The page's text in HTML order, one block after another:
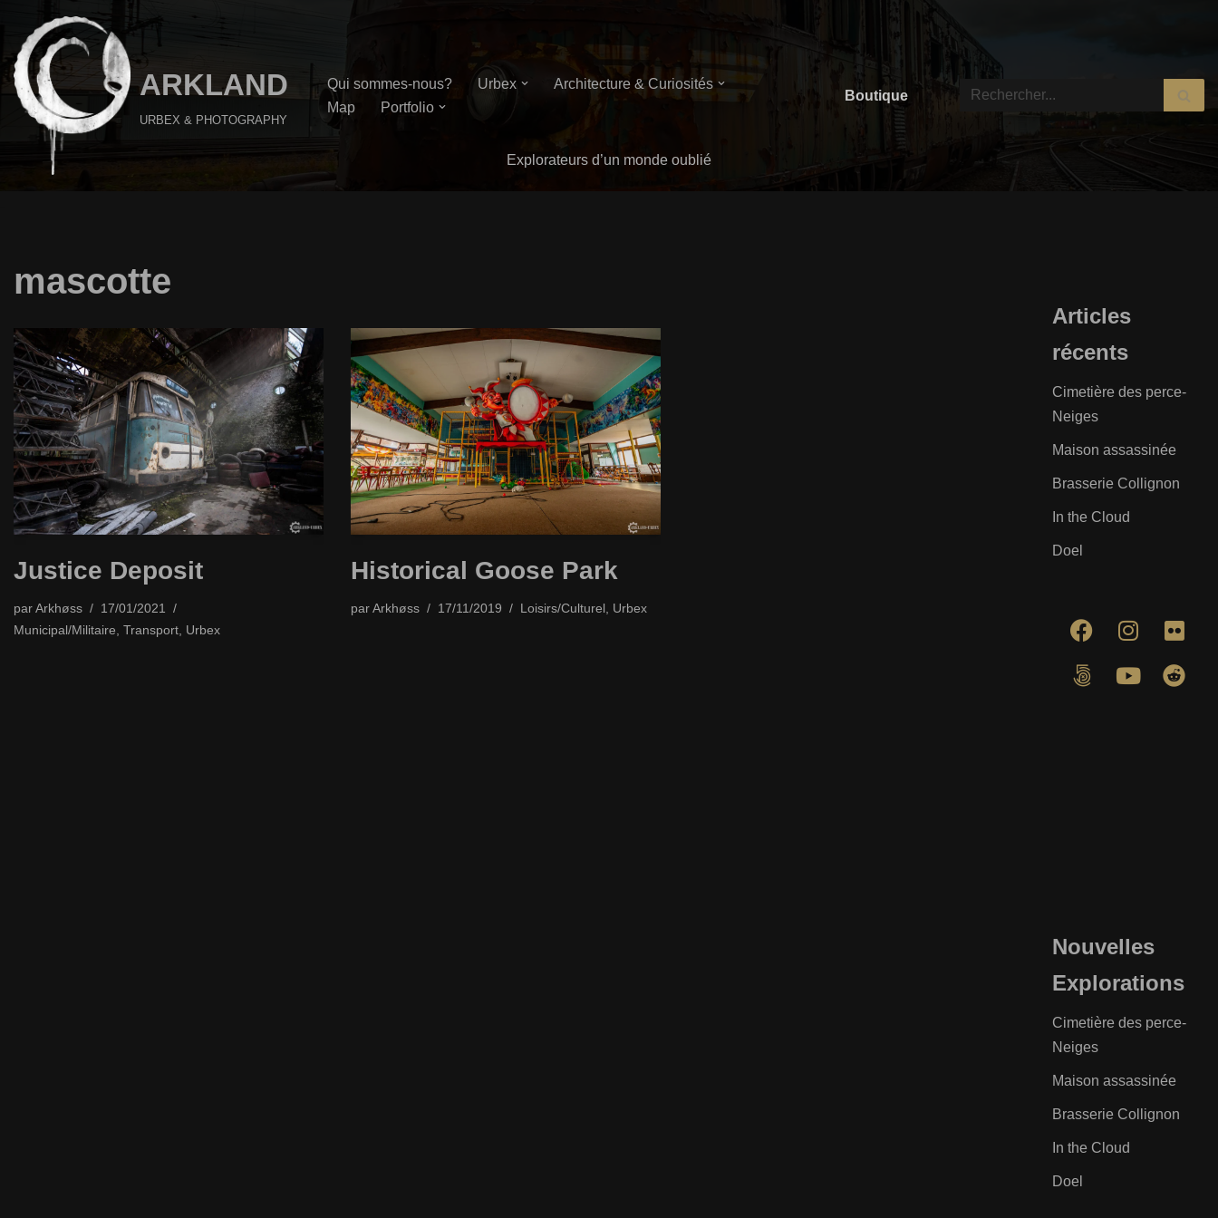
Aller
au
contenu
ARKLAND
URBEX & PHOTOGRAPHY
Qui sommes-nous? Urbex
Architecture & Curiosités
Map
Portfolio
Boutique
Explorateurs d’un monde oublié
mascotte
Justice Deposit
parArkhøss
17/01/2021
Municipal/Militaire Transport Urbex
Historical Goose Park
parArkhøss 17/11/2019 Loisirs/Culturel, Urbex
Articles
récents
Cimetière des perce-
Neiges
Maison assassinée
Brasserie Collignon
In the Cloud
Doel
Nouvelles
Explorations
Cimetière des perce-
Neiges
Maison assassinée
Brasserie Collignon
In the Cloud
Doel